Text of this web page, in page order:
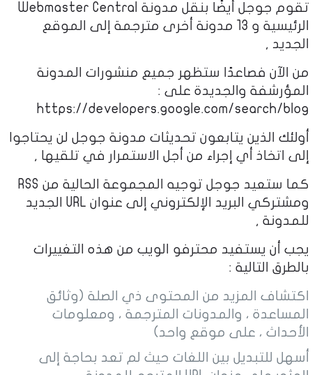
تقوم جوجل أيضًا بنقل مدونة Webmaster Central
الرئيسية و 13 مدونة أخرى مترجمة إلى الموقع
الجديد ,
من الآن فصاعدًا ستظهر جميع منشورات المدونة
المؤرشفة والجديدة على :
https://developers.google.com/search/blog
أولئك الذين يتابعون تحديثات مدونة جوجل لن يحتاجوا
إلى اتخاذ أي إجراء من أجل الاستمرار في تلقيها ,
كما ستعيد جوجل توجيه المجموعة الحالية من RSS
ومشتركي البريد الإلكتروني إلى عنوان URL الجديد
للمدونة ,
يجب أن يستفيد محترفو الويب من هذه التغييرات
بالطرق التالية :
اكتشاف المزيد من المحتوى ذي الصلة (وثائق
المساعدة ، والمدونات المترجمة ، ومعلومات
الأحداث ، على موقع واحد)
أسهل للتبديل بين اللغات حيث لم تعد بحاجة إلى